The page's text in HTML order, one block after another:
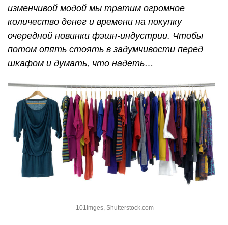
изменчивой модой мы тратим огромное
количество денег и времени на покупку
очередной новинки фэшн-индустрии. Чтобы
потом опять стоять в задумчивости перед
шкафом и думать, что надеть…
101imges, Shutterstock.com